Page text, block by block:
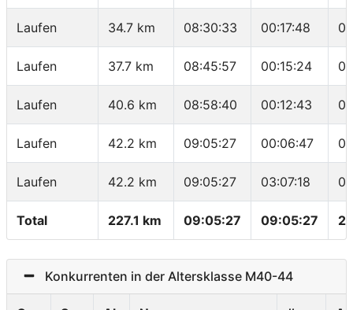
Laufen 34.7 km 08:30:33 00:17:48
Laufen 37.7 km 08:45:57 00:15:24
Laufen 40.6 km 08:58:40 00:12:43
Laufen 42.2 km 09:05:27 00:06:47
Laufen 42.2 km 09:05:27 03:07:18
Total 227.1 km 09:05:27 09:05:27
Konkurrenten in der Altersklasse M40-44